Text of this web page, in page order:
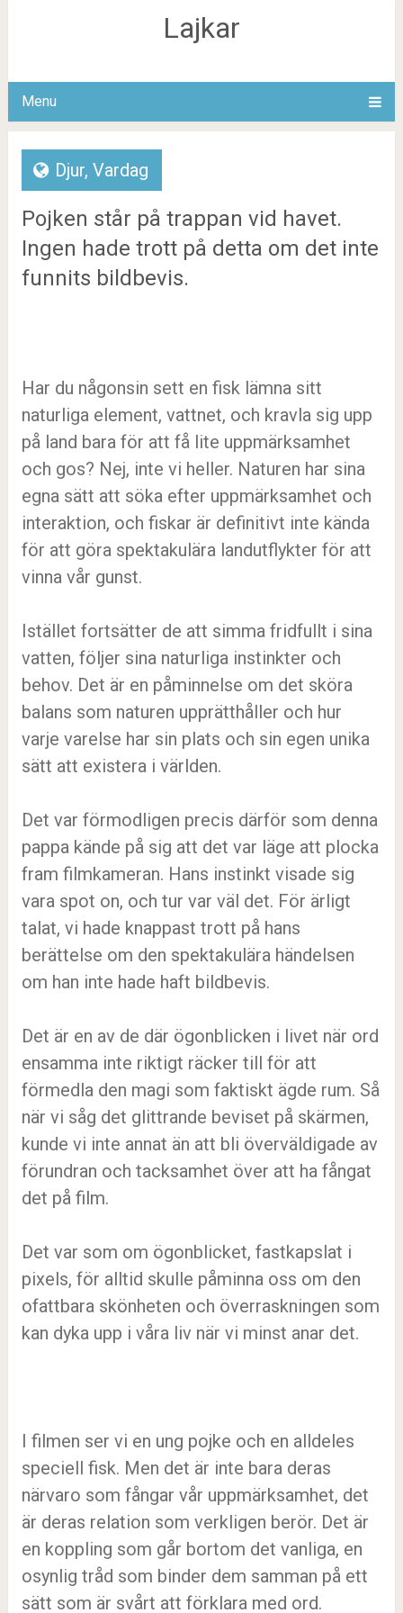
Lajkar
Menu
Djur, Vardag
Pojken står på trappan vid havet.
Ingen hade trott på detta om det inte
funnits bildbevis.
Har du någonsin sett en fisk lämna sitt
naturliga element, vattnet, och kravla sig upp
på land bara för att få lite uppmärksamhet
och gos? Nej, inte vi heller. Naturen har sina
egna sätt att söka efter uppmärksamhet och
interaktion, och fiskar är definitivt inte kända
för att göra spektakulära landutflykter för att
vinna vår gunst.
Istället fortsätter de att simma fridfullt i sina
vatten, följer sina naturliga instinkter och
behov. Det är en påminnelse om det sköra
balans som naturen upprätthåller och hur
varje varelse har sin plats och sin egen unika
sätt att existera i världen.
Det var förmodligen precis därför som denna
pappa kände på sig att det var läge att plocka
fram filmkameran. Hans instinkt visade sig
vara spot on, och tur var väl det. För ärligt
talat, vi hade knappast trott på hans
berättelse om den spektakulära händelsen
om han inte hade haft bildbevis.
Det är en av de där ögonblicken i livet när ord
ensamma inte riktigt räcker till för att
förmedla den magi som faktiskt ägde rum. Så
när vi såg det glittrande beviset på skärmen,
kunde vi inte annat än att bli överväldigade av
förundran och tacksamhet över att ha fångat
det på film.
Det var som om ögonblicket, fastkapslat i
pixels, för alltid skulle påminna oss om den
ofattbara skönheten och överraskningen som
kan dyka upp i våra liv när vi minst anar det.
I filmen ser vi en ung pojke och en alldeles
speciell fisk. Men det är inte bara deras
närvaro som fångar vår uppmärksamhet, det
är deras relation som verkligen berör. Det är
en koppling som går bortom det vanliga, en
osynlig tråd som binder dem samman på ett
sätt som är svårt att förklara med ord.